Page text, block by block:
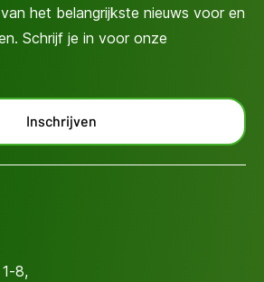
het belangrijkste nieuws voor en
Schrijf je in voor onze
Inschrijven
8,